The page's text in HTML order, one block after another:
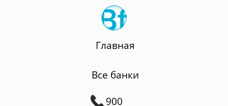
Главная
Все банки
900